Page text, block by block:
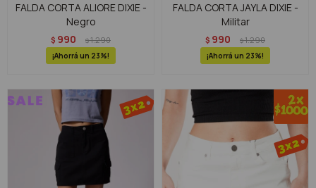
FALDA CORTA ALIORE DIXIE -
Negro
$ 990 $1.290
23
FALDA CORTA JAYLA DIXIE -
Militar
$ 990 $1.290
23